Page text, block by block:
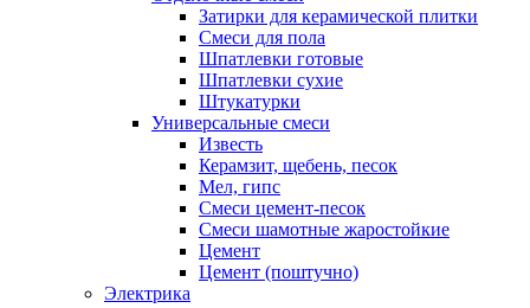
Затирки для керамической плитки
Смеси для пола
Шпатлевки готовые
Шпатлевки сухие
Штукатурки
Универсальные смеси
Известь
Керамзит, щебень, песок
Мел, гипс
Смеси цемент-песок
Смеси шамотные жаростойкие
Цемент
Цемент (поштучно)
Электрика